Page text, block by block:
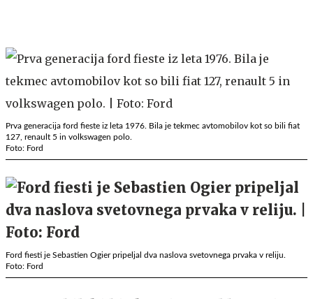
Prva generacija ford fieste iz leta 1976. Bila je tekmec avtomobilov kot so bili fiat
127, renault 5 in volkswagen polo.
Foto: Ford
Ford fiesti je Sebastien Ogier pripeljal dva naslova svetovnega prvaka v reliju.
Foto: Ford